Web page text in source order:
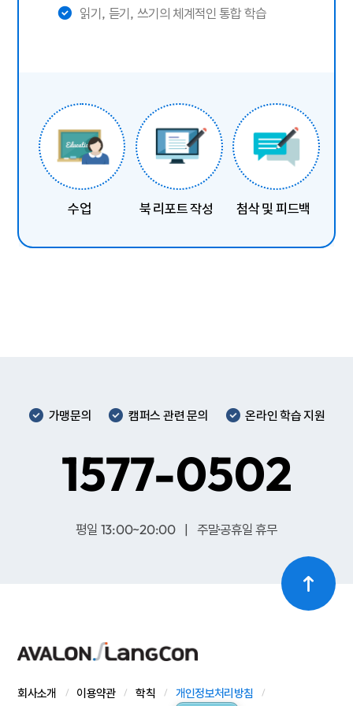
읽기, 듣기, 쓰기의 체계적인 통합 학습
수업 북 리포트 작성 첨삭 및 피드백
가맹문의 캠퍼스 관련 문의 온라인 학습 지원
1577-0502
평일 13:00~20:00 | 주말·공휴일 휴무
회사소개 이용약관 학칙
개인정보처리방침